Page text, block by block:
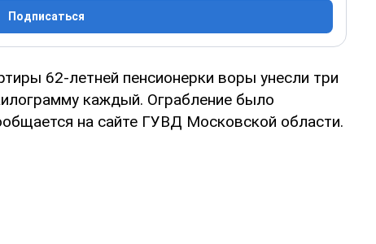
Подписаться
62-летней пенсионерки воры унесли три
каждый. Ограбление было
на сайте ГУВД Московской области.